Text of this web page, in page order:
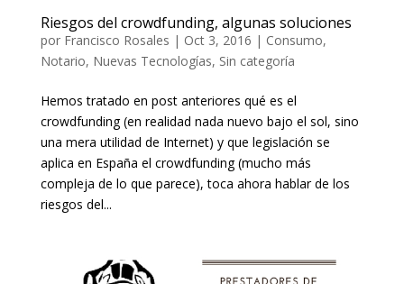
Riesgos del crowdfunding, algunas soluciones
por Francisco Rosales | Oct 3, 2016 | Consumo,
Notario, Nuevas Tecnologías, Sin categoría
Hemos tratado en post anteriores qué es el
crowdfunding (en realidad nada nuevo bajo el sol, sino
una mera utilidad de Internet) y que legislación se
aplica en España el crowdfunding (mucho más
compleja de lo que parece), toca ahora hablar de los
riesgos del...